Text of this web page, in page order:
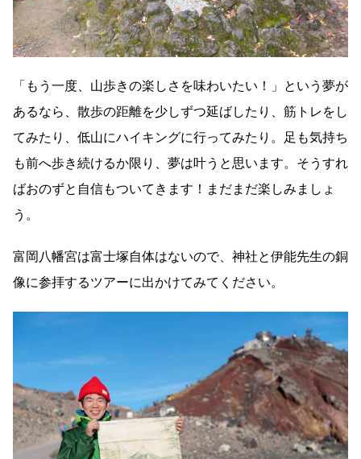
「もう一度、山歩きの楽しさを味わいたい！」という夢が
あるなら、散歩の距離を少しずつ延ばしたり、筋トレをし
てみたり、低山にハイキングに行ってみたり。足も気持ち
も前へ歩き続けるか限り、夢は叶うと思います。そうすれ
ばおのずと自信もついてきます！まだまだ楽しみましょ
う。
富岡八幡宮は富士塚自体はないので、神社と伊能先生の銅
像に参拝するツアーに出かけてみてください。